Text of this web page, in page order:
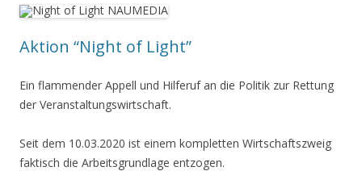
Aktion “Night of Light”
Ein flammender Appell und Hilferuf an die Politik zur Rettung
der Veranstaltungswirtschaft.
Seit dem 10.03.2020 ist einem kompletten Wirtschaftszweig
faktisch die Arbeitsgrundlage entzogen.